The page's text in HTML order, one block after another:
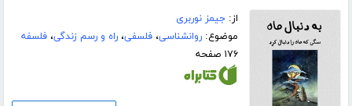
از:جیمز نوربری
موضوع:روانشناسی،فلسفی،راه و رسم زندگی،فلسفه
۱۷۶ صفحه